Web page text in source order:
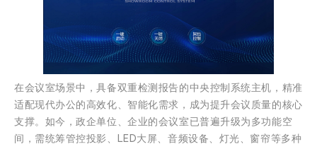
在会议室场景中，具备双重检测报告的中央控制系统主机，精准
适配现代办公的高效化、智能化需求，成为提升会议质量的核心
支撑。如今，政企单位、企业的会议室已普遍升级为多功能空
间，需统筹管控投影、LED大屏、音频设备、灯光、窗帘等多种